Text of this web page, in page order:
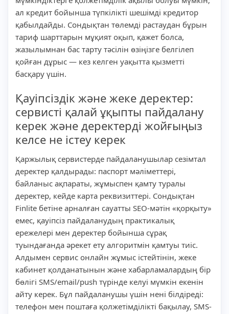
ал кредит бойынша түпкілікті шешімді кредитор
қабылдайды. Сондықтан төлемді растаудан бұрын
тариф шарттарын мұқият оқып, қажет болса,
жазылымнан бас тарту тәсілін өзіңізге белгілеп
қойған дұрыс — кез келген уақытта қызметті
басқару үшін.
Қауіпсіздік және жеке деректер:
сервисті қалай ұқыпты пайдалану
керек және деректерді жойғыңыз
келсе не істеу керек
Қаржылық сервистерде пайдаланушылар сезімтал
деректер қалдырады: паспорт мәліметтері,
байланыс ақпараты, жұмыспен қамту туралы
деректер, кейде карта реквизиттері. Сондықтан
Finlite бетіне арналған сауатты SEO-мәтін «қорқыту»
емес, қауіпсіз пайдаланудың практикалық
ережелері мен деректер бойынша сұрақ
туындағанда әрекет ету алгоритмін қамтуы тиіс.
Алдымен сервис онлайн жұмыс істейтінін, жеке
кабинет қолданатынын және хабарламалардың бір
бөлігі SMS/email/push түрінде келуі мүмкін екенін
айту керек. Бұл пайдаланушы үшін нені білдіреді:
телефон мен поштаға қолжетімділікті бақылау, SMS-